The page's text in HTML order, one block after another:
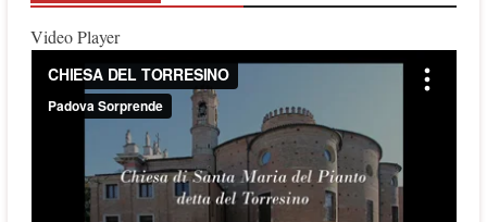
Video Player